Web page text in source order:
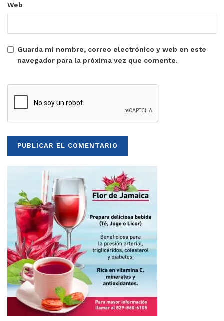
Web
Guarda mi nombre, correo electrónico y web en este
navegador para la próxima vez que comente.